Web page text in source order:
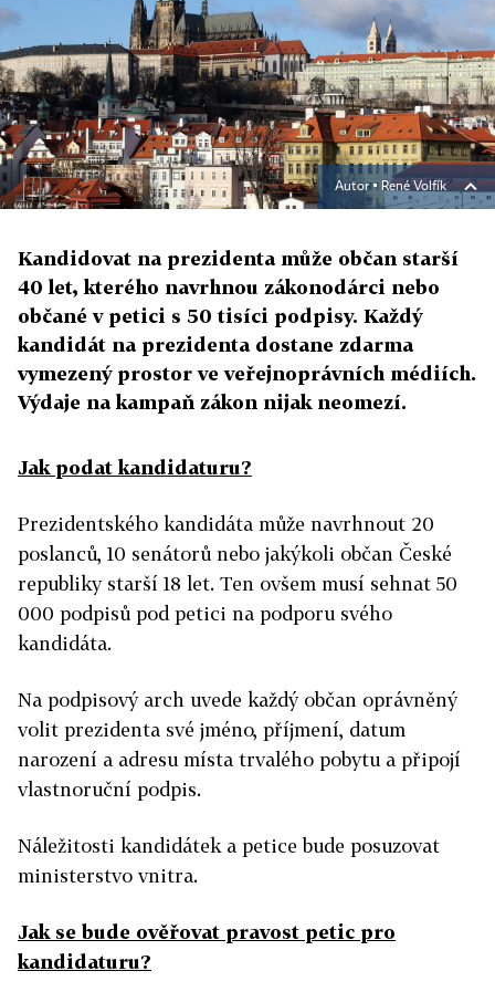
Autor ▪ René Volfík
Kandidovat na prezidenta může občan starší
40 let, kterého navrhnou zákonodárci nebo
občané v petici s 50 tisíci podpisy. Každý
kandidát na prezidenta dostane zdarma
vymezený prostor ve veřejnoprávních médiích.
Výdaje na kampaň zákon nijak neomezí.
Jak podat kandidaturu?
Prezidentského kandidáta může navrhnout 20
poslanců, 10 senátorů nebo jakýkoli občan České
republiky starší 18 let. Ten ovšem musí sehnat 50
000 podpisů pod petici na podporu svého
kandidáta.
Na podpisový arch uvede každý občan oprávněný
volit prezidenta své jméno, příjmení, datum
narození a adresu místa trvalého pobytu a připojí
vlastnoruční podpis.
Náležitosti kandidátek a petice bude posuzovat
ministerstvo vnitra.
Jak se bude ověřovat pravost petic pro
kandidaturu?